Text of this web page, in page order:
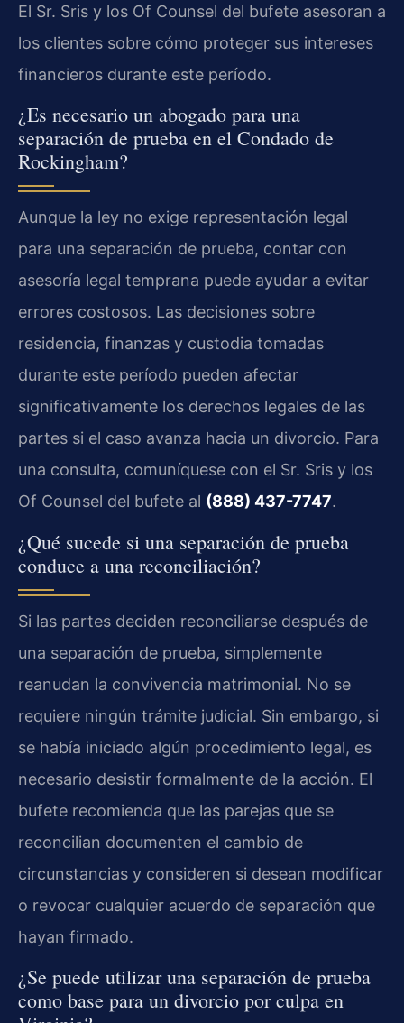
El Sr. Sris y los Of Counsel del bufete asesoran a
los clientes sobre cómo proteger sus intereses
financieros durante este período.
¿Es necesario un abogado para una
separación de prueba en el Condado de
Rockingham?
Aunque la ley no exige representación legal
para una separación de prueba, contar con
asesoría legal temprana puede ayudar a evitar
errores costosos. Las decisiones sobre
residencia, finanzas y custodia tomadas
durante este período pueden afectar
significativamente los derechos legales de las
partes si el caso avanza hacia un divorcio. Para
una consulta, comuníquese con el Sr. Sris y los
Of Counsel del bufete al (888) 437-7747.
¿Qué sucede si una separación de prueba
conduce a una reconciliación?
Si las partes deciden reconciliarse después de
una separación de prueba, simplemente
reanudan la convivencia matrimonial. No se
requiere ningún trámite judicial. Sin embargo, si
se había iniciado algún procedimiento legal, es
necesario desistir formalmente de la acción. El
bufete recomienda que las parejas que se
reconcilian documenten el cambio de
circunstancias y consideren si desean modificar
o revocar cualquier acuerdo de separación que
hayan firmado.
¿Se puede utilizar una separación de prueba
como base para un divorcio por culpa en